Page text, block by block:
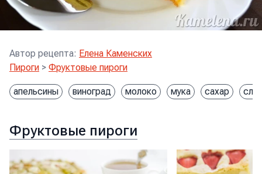
Автор рецепта: Елена Каменских
Пироги > Фруктовые пироги
апельсины виноград молоко мука сахар
Фруктовые пироги